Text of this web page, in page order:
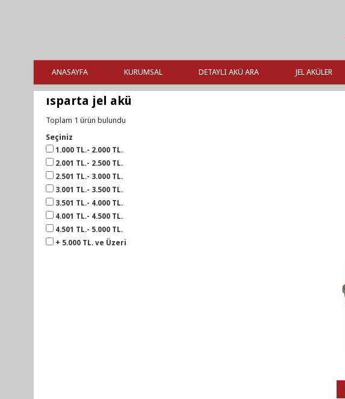
ANASAYFA KURUMSAL DETAYLI AKÜ ARA JEL AKÜLER
ısparta jel akü
Toplam 1 ürün bulundu
Seçiniz
1.000 TL.- 2.000 TL.
2.001 TL.- 2.500 TL.
2.501 TL.- 3.000 TL.
3.001 TL.- 3.500 TL.
3.501 TL.- 4.000 TL.
4.001 TL.- 4.500 TL.
4.501 TL.- 5.000 TL.
+ 5.000 TL. ve Üzeri